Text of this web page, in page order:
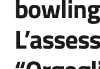
su